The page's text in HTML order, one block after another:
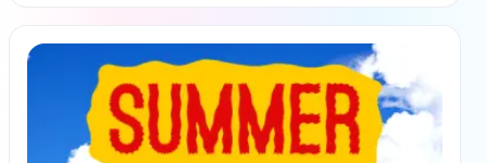
Читать дальше